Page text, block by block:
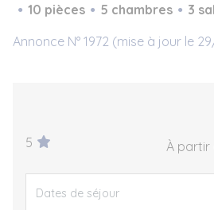
10 pièces
5 chambres 3
Annonce N° 1972 (mise à jour le
5 À partir